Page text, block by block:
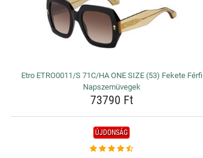
Etro ETRO0011/S 71C/HA ONE SIZE (53) Fekete Férfi
Napszemüvegek
73790 Ft
ÚJDONSÁG